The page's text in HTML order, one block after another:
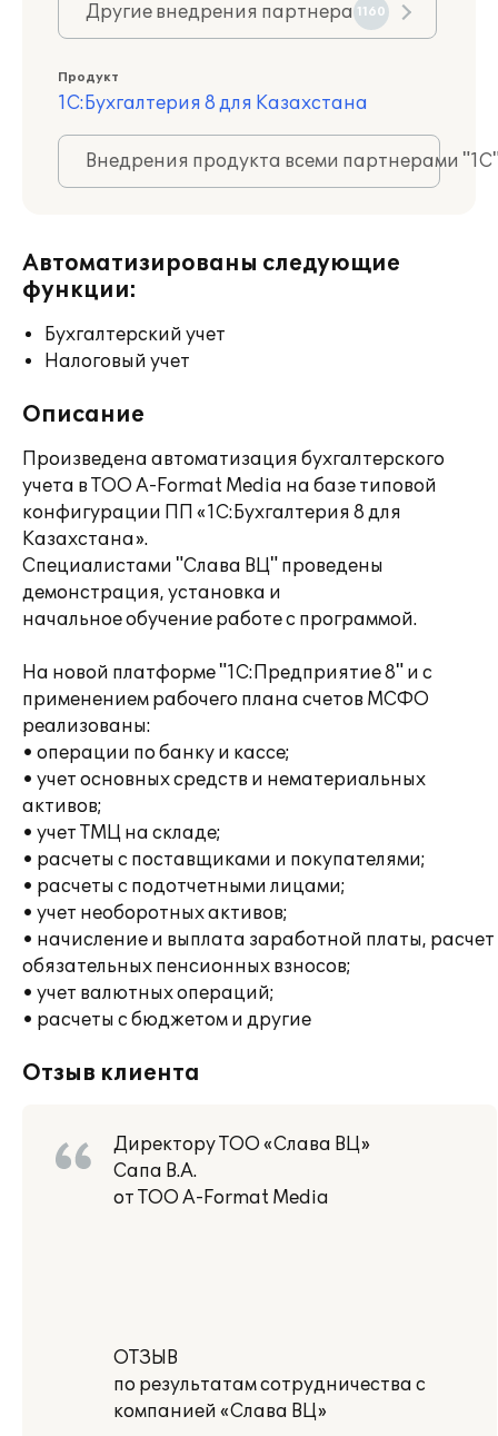
Другие внедрения партнера 1160
Продукт
1С:Бухгалтерия 8 для Казахстана
Внедрения продукта всеми партнерами
Автоматизированы следующие
функции:
Бухгалтерский учет
Налоговый учет
Описание
Произведена автоматизация бухгалтерского
учета в ТОО A-Format Media на базе типовой
конфигурации ПП «1С:Бухгалтерия 8 для
Казахстана».
Специалистами "Слава ВЦ" проведены
демонстрация, установка и
начальное обучение работе с программой.
На новой платформе "1С:Предприятие 8" и с
применением рабочего плана счетов МСФО
реализованы:
• операции по банку и кассе;
• учет основных средств и нематериальных
активов;
• учет ТМЦ на складе;
• расчеты с поставщиками и покупателями;
• расчеты с подотчетными лицами;
• учет необоротных активов;
• начисление и выплата заработной платы, расчет
обязательных пенсионных взносов;
• учет валютных операций;
• расчеты с бюджетом и другие
Отзыв клиента
Директору ТОО «Слава ВЦ»
Сапа В.А.
от ТОО A-Format Media
ОТЗЫВ
по результатам сотрудничества с
компанией «Слава ВЦ»